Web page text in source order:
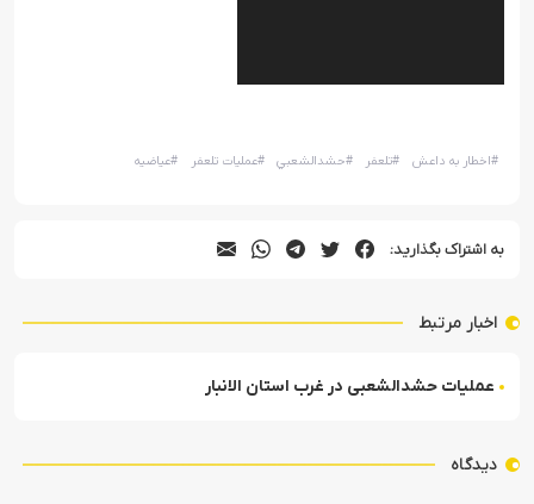
#اخطار به داعش #تلعفر #حشدالشعبي #عمليات تلعفر #عياضيه
به اشتراک بگذارید:
اخبار مرتبط
عملیات حشدالشعبی در غرب استان الانبار
دیدگاه